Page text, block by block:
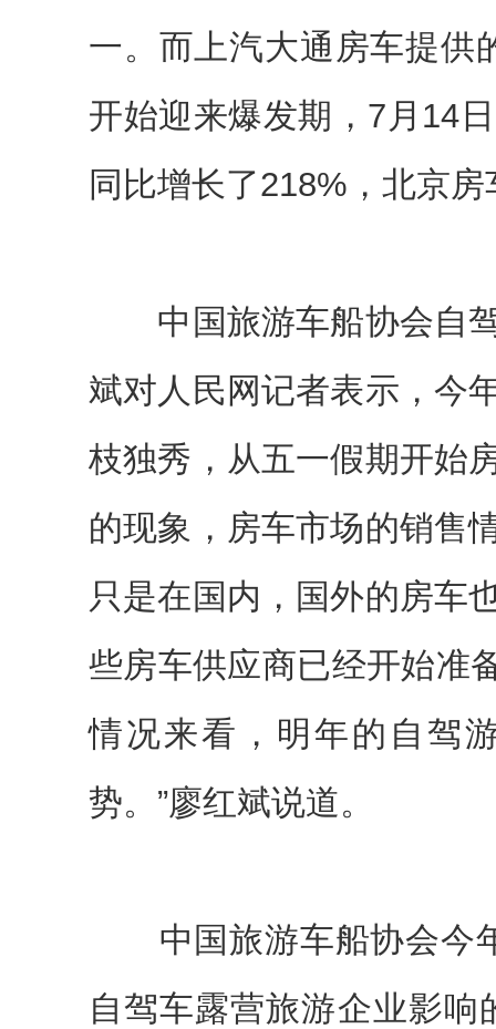
一。而上汽大通房车提供
开始迎来爆发期，7月14
同比增长了218%，北京
中国旅游车船协会自驾
斌对人民网记者表示，今
枝独秀，从五一假期开始
的现象，房车市场的销售
只是在国内，国外的房车
些房车供应商已经开始准
情况来看，明年的自驾
势。”廖红斌说道。
中国旅游车船协会今
自驾车露营旅游企业影响